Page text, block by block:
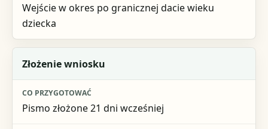
Wejście w okres po granicznej dacie wieku
dziecka
Złożenie wniosku
Pismo złożone 21 dni wcześniej